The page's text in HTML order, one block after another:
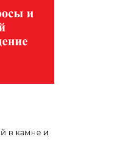
в камне и